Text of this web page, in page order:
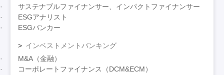
サステナブルファイナンサー、インパクトファイナンサー
ESGアナリスト
ESGバンカー
インベストメントバンキング
M&A（金融）
コーポレートファイナンス（DCM&ECM）